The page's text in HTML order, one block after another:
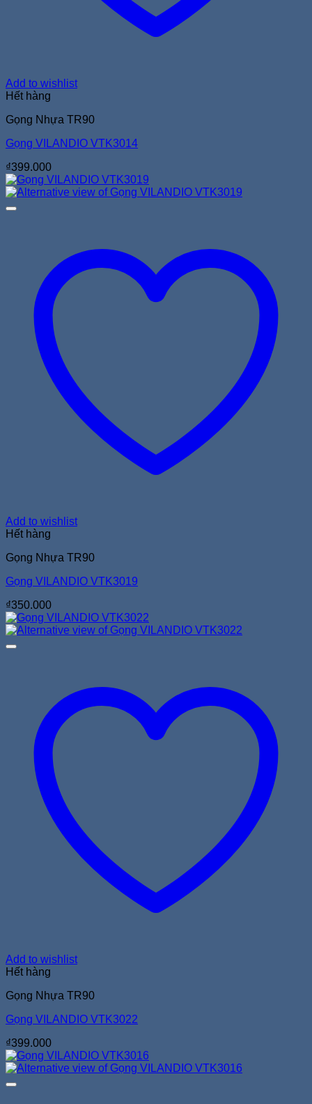
Add to wishlist
Hết hàng
Gọng Nhựa TR90
Gọng VILANDIO VTK3014
₫399.000
Add to wishlist
Hết hàng
Gọng Nhựa TR90
Gọng VILANDIO VTK3019
₫350.000
Add to wishlist
Hết hàng
Gọng Nhựa TR90
Gọng VILANDIO VTK3022
₫399.000